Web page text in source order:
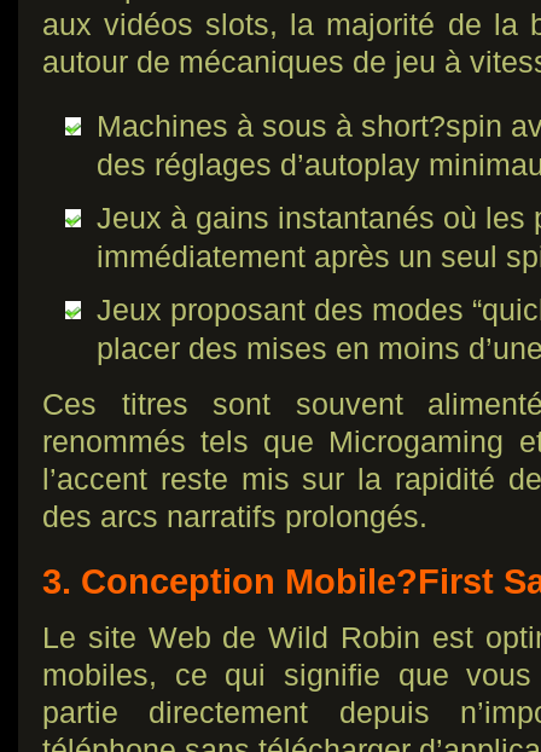
aux vidéos slots, la majorité de la
autour de mécaniques de jeu à
Machines à sous à short?spin
des réglages d’autoplay
Jeux à gains instantanés où les
immédiatement après un seul
Jeux proposant des modes
placer des mises en moins
Ces titres sont souvent
renommés tels que Microgaming
l’accent reste mis sur la rapidité
des arcs narratifs prolongés.
3. Conception Mobile?First
Le site Web de Wild Robin est
mobiles, ce qui signifie que vous
partie directement depuis